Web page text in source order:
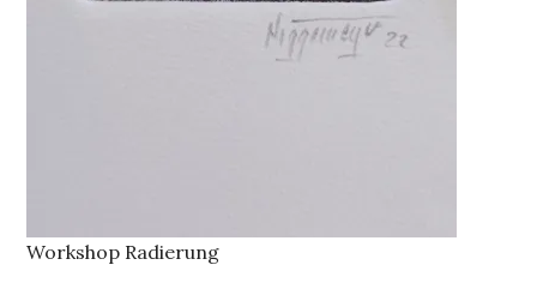
Workshop Radierung